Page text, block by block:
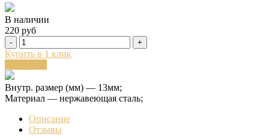
В наличии
220 руб
- +
Купить в 1 клик
Внутр. размер (мм) — 13мм;
Материал — нержавеющая сталь;
Описание
Отзывы